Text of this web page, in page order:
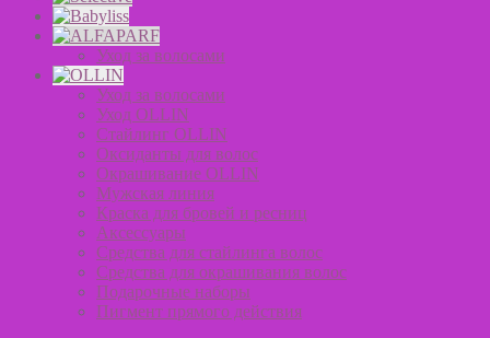
Уход за волосами
Уход за волосами
Уход OLLIN
Стайлинг OLLIN
Оксиданты для волос
Окрашивание OLLIN
Мужская линия
Краска для бровей и ресниц
Аксессуары
Средства для стайлинга волос
Средства для окрашивания волос
Подарочные наборы
Пигмент прямого действия